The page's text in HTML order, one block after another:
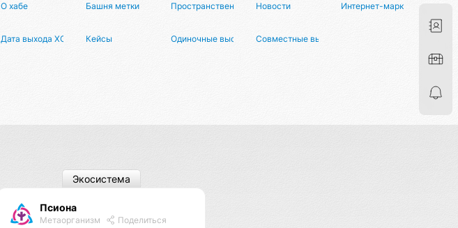
О хабе Башня метки Пространственный храмНовости Интернет-маркетинг
Дата выхода XCOM 3Кейсы Одиночные выступленияСовместные выступления
Псиона
Метаорганизм Поделиться
Экосистема